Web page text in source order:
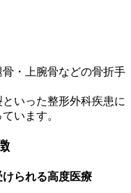
骨・上腕骨などの骨折手
いった整形外科疾患に
います。
られる高度医療